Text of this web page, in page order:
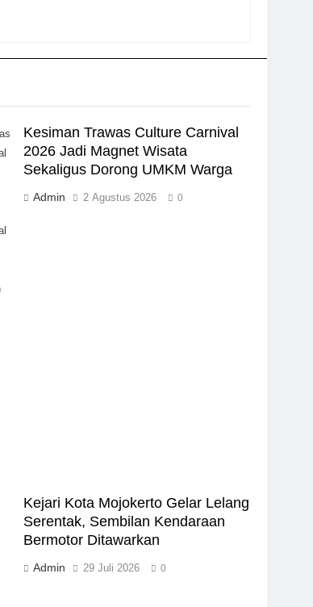
Kesiman Trawas Culture Carnival
2026 Jadi Magnet Wisata
Sekaligus Dorong UMKM Warga
Admin 2 Agustus 2026 0
Kejari Kota Mojokerto Gelar Lelang
Serentak, Sembilan Kendaraan
Bermotor Ditawarkan
Admin 29 Juli 2026 0